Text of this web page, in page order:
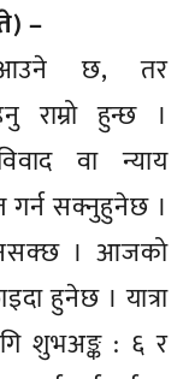
–
आउने छ, तर
राम्रो हुन्छ ।
वा न्याय
गर्न सक्नुहुनेछ ।
हुनसक्छ । आजको
हुनेछ । यात्रा
शुभअङ्क : ६ र